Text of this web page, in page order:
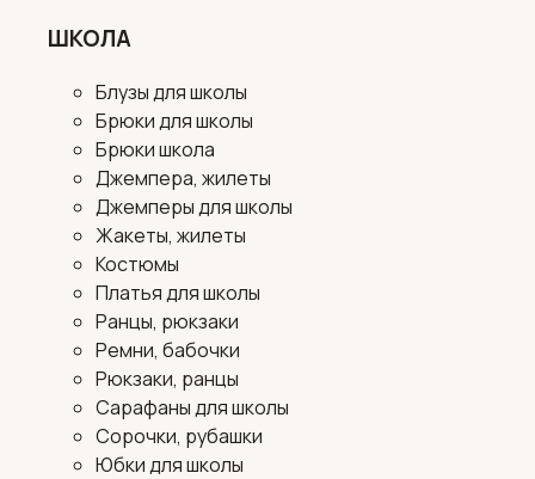
ШКОЛА
Блузы для школы
Брюки для школы
Брюки школа
Джемпера, жилеты
Джемперы для школы
Жакеты, жилеты
Костюмы
Платья для школы
Ранцы, рюкзаки
Ремни, бабочки
Рюкзаки, ранцы
Сарафаны для школы
Сорочки, рубашки
Юбки для школы